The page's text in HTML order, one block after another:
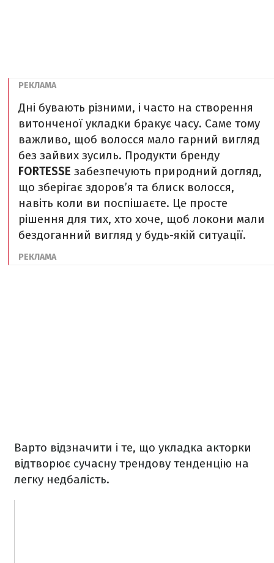
Дні бувають різними, і часто на створення
витонченої укладки бракує часу. Саме тому
важливо, щоб волосся мало гарний вигляд
без зайвих зусиль. Продукти бренду
FORTESSE забезпечують природний догляд,
що зберігає здоров’я та блиск волосся,
навіть коли ви поспішаєте. Це просте
рішення для тих, хто хоче, щоб локони мали
бездоганний вигляд у будь-якій ситуації.
Варто відзначити і те, що укладка акторки
відтворює сучасну трендову тенденцію на
легку недбалість.